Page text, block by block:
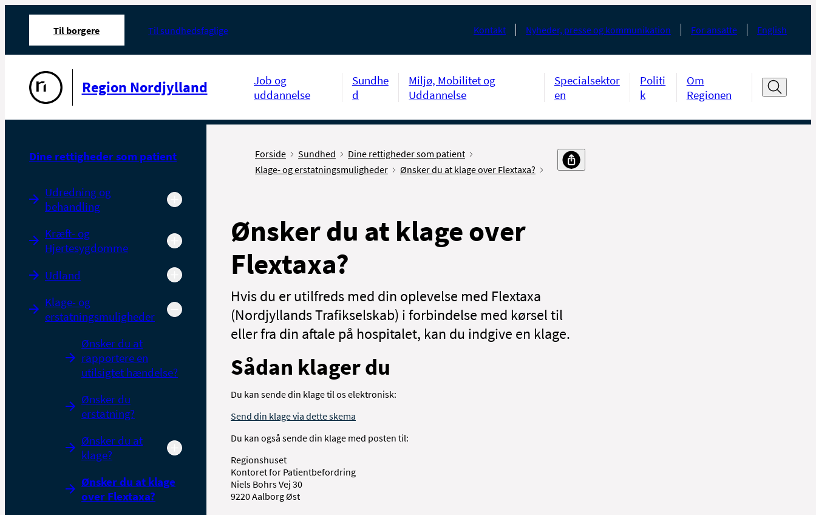
Til borgere Til sundhedsfaglige Kontakt Nyheder, presse og kommunikation For ansatte English
Region Nordjylland
Job og
uddannelse
Sundhe
d
Miljø, Mobilitet og
Uddannelse
Specialsektor
en
Politi
k
Om
Regionen
Dine rettigheder som patient
Udredning og
behandling
Kræft- og
Hjertesygdomme
Udland
Klage- og
erstatningsmuligheder
Ønsker du at
rapportere en
utilsigtet hændelse?
Ønsker du
erstatning?
Ønsker du at
klage?
Ønsker du at klage
over Flextaxa?
Forside Sundhed
Dine rettigheder som patient
Klage- og erstatningsmuligheder
Ønsker du at klage over Flextaxa?
Ønsker du at klage over
Flextaxa?
Hvis du er utilfreds med din oplevelse med Flextaxa
(Nordjyllands Trafikselskab) i forbindelse med kørsel til
eller fra din aftale på hospitalet, kan du indgive en klage.
Sådan klager du
Du kan sende din klage til os elektronisk:
Send din klage via dette skema
Du kan også sende din klage med posten til:
Regionshuset
Kontoret for Patientbefordring
Niels Bohrs Vej 30
9220 Aalborg Øst